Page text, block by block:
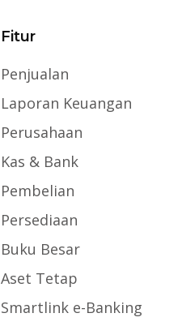
Fitur
Penjualan
Laporan Keuangan
Perusahaan
Kas & Bank
Pembelian
Persediaan
Buku Besar
Aset Tetap
Smartlink e-Banking